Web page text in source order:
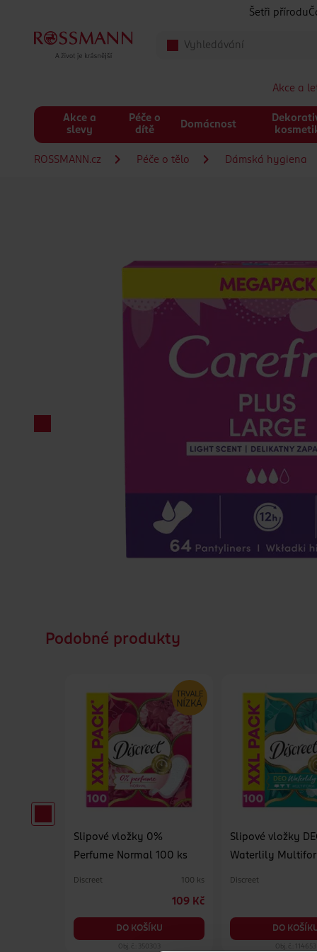
Šetři přírodu
Akce a
Akce a
slevy
Péče o
dítě
Domácnost
ROSSMANN.cz Péče o tělo Dámská hygiena
Podobné produkty
Slipové vložky 0%
Perfume Normal 100 ks
Discreet 100 ks
109 Kč
DO KOŠÍKU
Slipové vložky
Waterlily
Discreet
DO
Obj. č.: 114653